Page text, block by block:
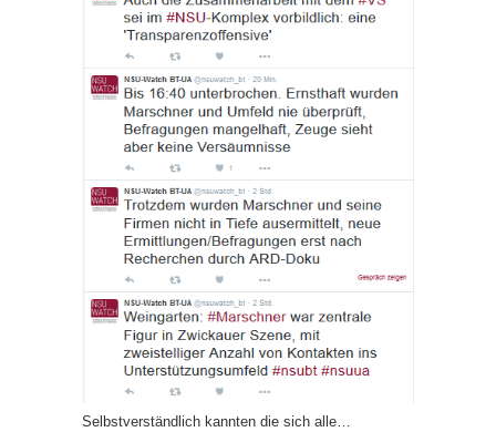
Selbstverständlich kannten die sich alle…